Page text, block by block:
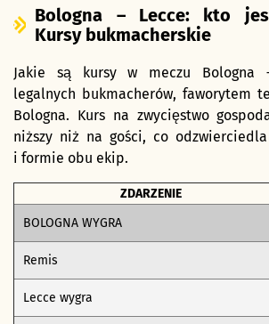
Bologna – Lecce: kto
Kursy bukmacherskie
Jakie są kursy w meczu Bologna
legalnych bukmacherów, faworytem
Bologna. Kurs na zwycięstwo
niższy niż na gości, co
i formie obu ekip.
ZDARZENIE
BOLOGNA WYGRA
Remis
Lecce wygra